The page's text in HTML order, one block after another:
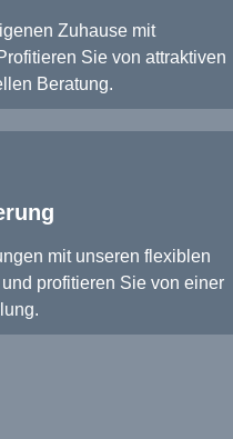
Zuhause mit
Sie von attraktiven
Beratung.
mit unseren flexiblen
profitieren Sie von einer